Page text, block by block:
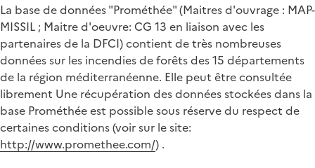
La base de données "Prométhée" (Maitres d'ouvrage : MAP-
MISSIL ; Maitre d'oeuvre: CG 13 en liaison avec les
partenaires de la DFCI) contient de très nombreuses
données sur les incendies de forêts des 15 départements
de la région méditerranéenne. Elle peut être consultée
librement Une récupération des données stockées dans la
base Prométhée est possible sous réserve du respect de
certaines conditions (voir sur le site:
http://www.promethee.com/) .